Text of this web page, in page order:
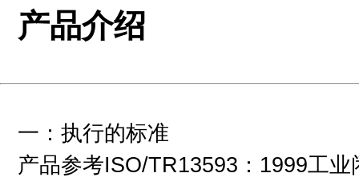
产品介绍
一：执行
产品参考ISO/TR13593：1999工